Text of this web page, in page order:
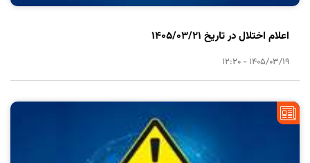
اعلام اختلال در تاریخ 1405/03/21
1405/03/19 - 12:20